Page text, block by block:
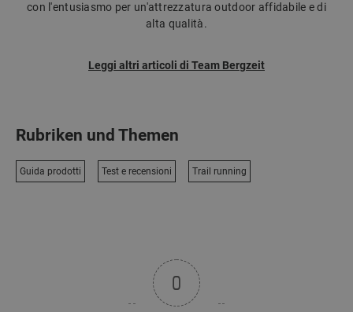
con l'entusiasmo per un'attrezzatura outdoor affidabile e di
alta qualità.
Leggi altri articoli di Team Bergzeit
Rubriken und Themen
Guida prodotti Test e recensioni Trail running
0